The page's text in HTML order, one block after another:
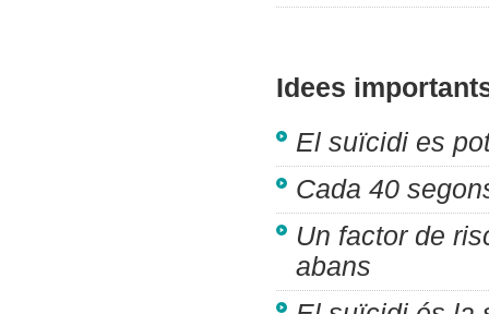
Idees
El suïcidi es
Cada 40
Un factor de
abans